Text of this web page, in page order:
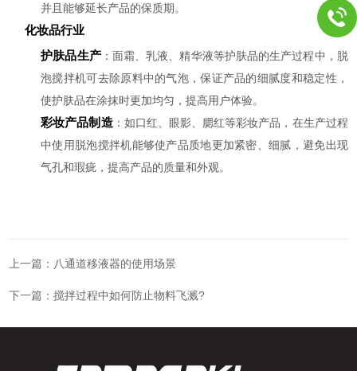
并且能够延长产品的保质期。
化妆品行业
护肤品生产：面霜、乳液、精华液等护肤品的生产过程中，脱
泡搅拌机可去除原料中的气泡，保证产品的细腻度和稳定性，
使护肤品在涂抹时更加均匀，提高用户体验。
彩妆产品制造：如口红、眼影、腮红等彩妆产品，在生产过程
中使用脱泡搅拌机能够使产品质地更加紧密、细腻，避免出现
气孔和瑕疵，提高产品的质量和外观。
上一篇： 八通道移液器的使用场景
下一篇：搅拌过程中如何防止物料飞溅?